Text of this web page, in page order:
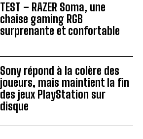
TEST – RAZER Soma, une
chaise gaming RGB
surprenante et confortable
Sony répond à la colère des
joueurs, mais maintient la fin
des jeux PlayStation sur
disque